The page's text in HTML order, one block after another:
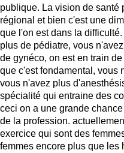
publique. La vision de santé
régional et bien c'est une
que l'on est dans la
plus de pédiatre, vous
de gynéco, on est en train
que c'est fondamental, vous
vous n'avez plus
spécialité qui entraine des
ceci on a une grande
de la profession.
exercice qui sont des
femmes encore plus que les